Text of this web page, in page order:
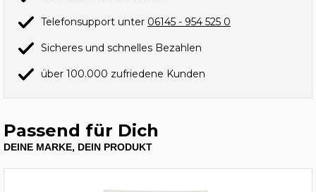
Telefonsupport unter 06145 - 954 525 0
Sicheres und schnelles Bezahlen
über 100.000 zufriedene Kunden
Passend für Dich
DEINE MARKE, DEIN PRODUKT